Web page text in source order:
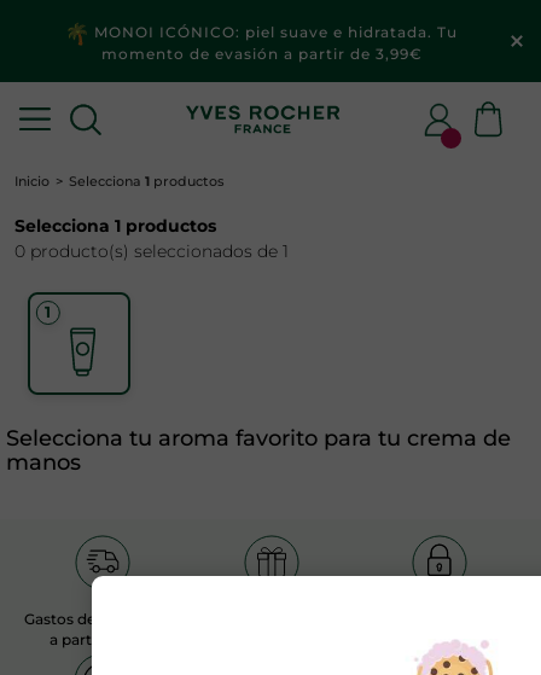
MONOI ICÓNICO: piel suave e hidratada. Tu
momento de evasión a partir de 3,99€
Inicio Selecciona 1 productos
Selecciona 1 productos
0 producto(s) seleccionados de 1
Selecciona tu aroma favorito para tu crema de
manos
Gastos de envío gratis
a partir de 20€